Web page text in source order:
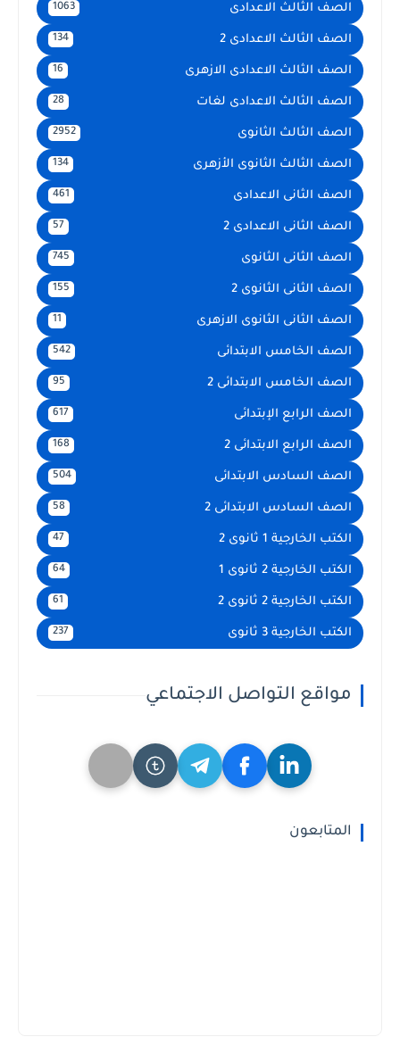
الصف الثالث الاعدادى 1063
الصف الثالث الاعدادى 2 134
الصف الثالث الاعدادى الازهرى 16
الصف الثالث الاعدادى لغات 28
الصف الثالث الثانوى 2952
الصف الثالث الثانوى الأزهرى 134
الصف الثانى الاعدادى 461
الصف الثانى الاعدادى 2 57
الصف الثانى الثانوى 745
الصف الثانى الثانوى 2 155
الصف الثانى الثانوى الازهرى 11
الصف الخامس الابتدائى 542
الصف الخامس الابتدائى 2 95
الصف الرابع الإبتدائى 617
الصف الرابع الابتدائى 2 168
الصف السادس الابتدائى 504
الصف السادس الابتدائى 2 58
الكتب الخارجية 1 ثانوى 2 47
الكتب الخارجية 2 ثانوى 1 64
الكتب الخارجية 2 ثانوى 2 61
الكتب الخارجية 3 ثانوى 237
مواقع التواصل الاجتماعي
المتابعون